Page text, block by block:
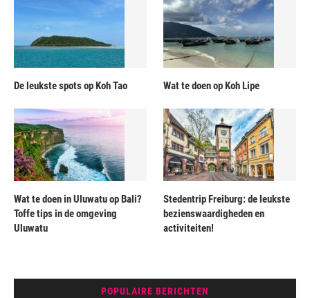
De leukste spots op Koh Tao Wat te doen op Koh Lipe
Wat te doen in Uluwatu op Bali?
Toffe tips in de omgeving
Uluwatu
Stedentrip Freiburg: de leukste
bezienswaardigheden en
activiteiten!
POPULAIRE BERICHTEN